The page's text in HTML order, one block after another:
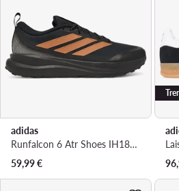
adidas
Runfalcon 6 Atr Shoes IH1829 · Bėgimo batai
59,99€